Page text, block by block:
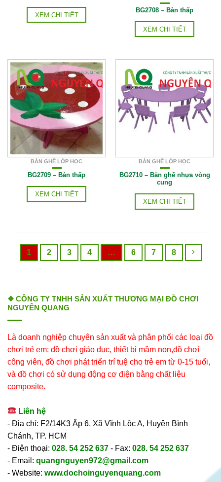
XEM CHI TIẾT
BG2708 – Bàn thấp
XEM CHI TIẾT
BÀN GHẾ LỚP HỌC
BG2709 – Bàn thấp
XEM CHI TIẾT
BÀN GHẾ LỚP HỌC
BG2710 – Bàn ghế nhựa vòng
cung
XEM CHI TIẾT
1 2 3 4 … 6 7 8
❖ CÔNG TY TNHH SẢN XUẤT THƯƠNG MẠI ĐỒ CHƠI
NGUYÊN QUANG
Là doanh nghiệp chuyên sản xuất và phân phối các loại đồ
chơi trẻ em: đồ chơi giáo dục, thiết bị mầm non,đồ chơi
công viên, đồ chơi phát triển trí tuệ cho trẻ em từ 0-15 tuổi,
và đồ chơi có sử dụng động cơ điện bằng chất liệu
composite.
Liên hệ
- Địa chỉ: F2/14K3 Ấp 6, Xã Vĩnh Lộc A, Huyện Bình
Chánh, TP. HCM
- Điện thoại: 028. 54 252 637 - Fax: 028. 54 252 637
- Email: quangnguyen972@gmail.com
- Website: www.dochoinguyenquang.com